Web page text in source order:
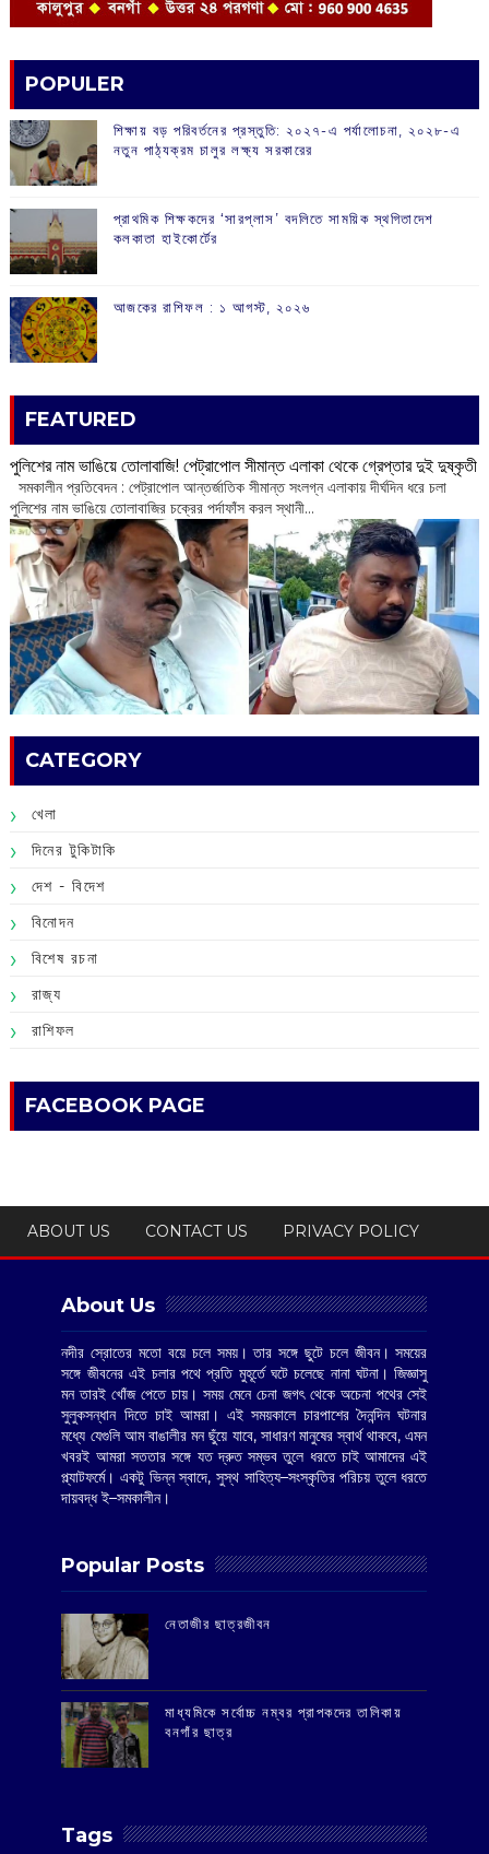
POPULER
শিক্ষায় বড় পরিবর্তনের প্রস্তুতি: ২০২৭-এ পর্যালোচনা, ২০২৮-এ
নতুন পাঠ্যক্রম চালুর লক্ষ্য সরকারের
প্রাথমিক শিক্ষকদের ‘সারপ্লাস’ বদলিতে সাময়িক স্থগিতাদেশ
কলকাতা হাইকোর্টের
আজকের রাশিফল :‌ ‌‌১ আগস্ট, ২০২৬
FEATURED
পুলিশের নাম ভাঙিয়ে তোলাবাজি! পেট্রাপোল সীমান্ত এলাকা থেকে গ্রেপ্তার দুই দুষ্কৃতী
সমকালীন প্রতিবেদন : পেট্রাপোল আন্তর্জাতিক সীমান্ত সংলগ্ন এলাকায় দীর্ঘদিন ধরে চলা
পুলিশের নাম ভাঙিয়ে তোলাবাজির চক্রের পর্দাফাঁস করল স্থানী...
CATEGORY
খেলা
দিনের টুকিটাকি
দেশ - বিদেশ
বিনোদন
বিশেষ রচনা
রাজ্য
রাশিফল
FACEBOOK PAGE
ABOUT US CONTACT US PRIVACY POLICY
About Us
নদীর স্রোতের মতো বয়ে চলে সময়। তার সঙ্গে ছুটে চলে জীবন। সময়ের
সঙ্গে জীবনের এই চলার পথে প্রতি মুহূর্তে ঘটে চলেছে নানা ঘটনা। জিজ্ঞাসু
মন তারই খোঁজ পেতে চায়। সময় মেনে চেনা জগৎ থেকে অচেনা পথের সেই
সুলুকসন্ধান দিতে চাই আমরা। এই সময়কালে চারপাশের দৈনন্দিন ঘটনার
মধ্যে যেগুলি আম বাঙালীর মন ছুঁয়ে যাবে, সাধারণ মানুষের স্বার্থ থাকবে, এমন
খবরই আমরা সততার সঙ্গে যত দ্রুত সম্ভব তুলে ধরতে চাই আমাদের এই
প্ল্যাটফর্মে। একটু ভিন্ন স্বাদে, সুস্থ সাহিত্য–সংস্কৃতির পরিচয় তুলে ধরতে
দায়বদ্ধ ই–সমকালীন।
Popular Posts
‌নেতাজীর ছাত্রজীবন
মাধ্যমিকে সর্বোচ্চ নম্বর প্রাপকদের তালিকায়
বনগাঁর ছাত্র
Tags